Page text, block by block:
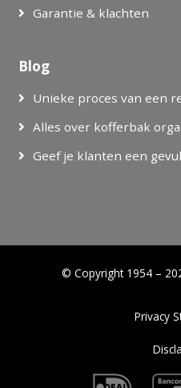
Garantie & klachten
Blog
Unieke proces van een
Alles over kofferbak
Geef je klanten een
© Copyright 1954 –
Privacy